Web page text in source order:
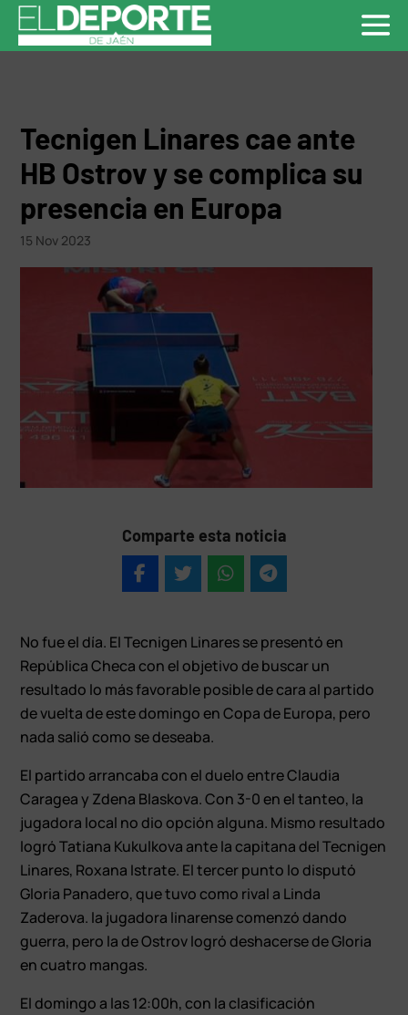
Tecnigen Linares cae ante
HB Ostrov y se complica su
presencia en Europa
15 Nov 2023
Comparte esta noticia
No fue el día. El Tecnigen Linares se presentó en
República Checa con el objetivo de buscar un
resultado lo más favorable posible de cara al partido
de vuelta de este domingo en Copa de Europa, pero
nada salió como se deseaba.
El partido arrancaba con el duelo entre Claudia
Caragea y Zdena Blaskova. Con 3-0 en el tanteo, la
jugadora local no dio opción alguna. Mismo resultado
logró Tatiana Kukulkova ante la capitana del Tecnigen
Linares, Roxana Istrate. El tercer punto lo disputó
Gloria Panadero, que tuvo como rival a Linda
Zaderova. la jugadora linarense comenzó dando
guerra, pero la de Ostrov logró deshacerse de Gloria
en cuatro mangas.
El domingo a las 12:00h, con la clasificación